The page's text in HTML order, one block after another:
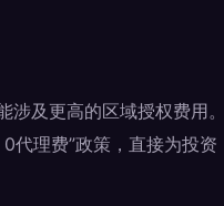
及更高的区域授权费用。
代理费”政策，直接为投资